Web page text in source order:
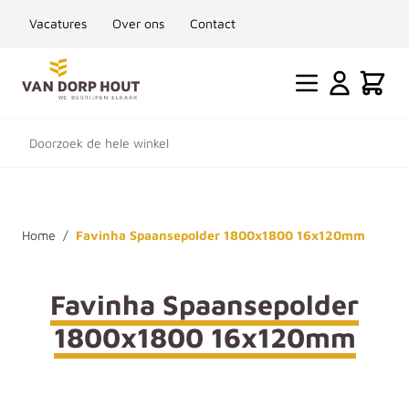
Vacatures Over ons Contact
Ga naar de inhoud
Cart
Doorzoek de hele winkel
Home / Favinha Spaansepolder 1800x1800 16x120mm
Favinha Spaansepolder
1800x1800 16x120mm